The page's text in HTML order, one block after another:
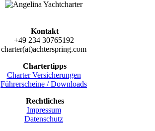
Kontakt
+49 234 30765192
charter(at)achterspring.com
Chartertipps
Charter Versicherungen
Führerscheine / Downloads
Rechtliches
Impressum
Datenschutz